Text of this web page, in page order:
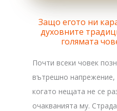
Защо егото ни
духовните
голямата
Почти всеки човек
вътрешно напрежение,
когато нещата не се
очакванията му.